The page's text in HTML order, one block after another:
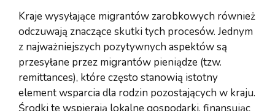
Kraje wysyłające migrantów zarobkowych również
odczuwają znaczące skutki tych procesów. Jednym
z najważniejszych pozytywnych aspektów są
przesyłane przez migrantów pieniądze (tzw.
remittances), które często stanowią istotny
element wsparcia dla rodzin pozostających w kraju.